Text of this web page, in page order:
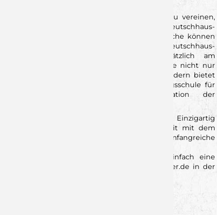
Um Leistungssport und Schule bestmöglich zu vereinen,
kooperieren wir beispielsweise mit dem Deutschhaus-
Gymnasium-Würzburg. Zweimal unter der Woche können
unsere Sportler (8.-10. Klasse), die das Deutschhaus-
Gymnasium in Würzburg besuchen, zusätzlich am
Vormittag trainieren. Hierbei schafft die Schule nicht nur
Zeiträume und Freiräume für die Sportler, sondern bietet
auch Nachführunterricht, eine Offene Ganztagsschule für
Sportler und eine gezielte Koordination der
Du wohnst nicht in der Region? Kein Problem! Einzigartig
in Bayern ist nämlich unsere Zusammenarbeit mit dem
Matthias-Grünewald-Internat, welches eine umfangreiche
Neugierig geworden? Dann schreibe uns einfach eine
kurze Mail an Bastian.krenz@rimparerhandballer.de in der